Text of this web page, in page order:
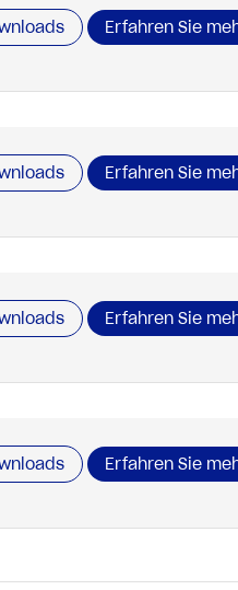
Erfahren Sie
Erfahren Sie
Erfahren Sie
Erfahren Sie